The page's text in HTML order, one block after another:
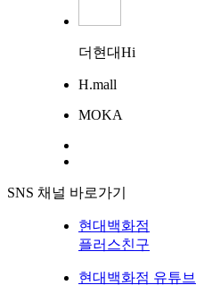
더현대Hi
H.mall
MOKA
SNS 채널 바로가기
현대백화점
플러스친구
현대백화점 유튜브